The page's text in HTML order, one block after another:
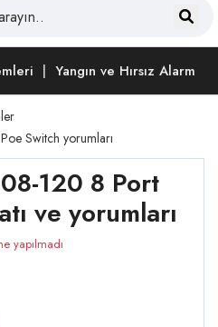
Yangın ve Hırsız Alarm
Switch yorumları
120 8 Port
ve yorumları
yapılmadı